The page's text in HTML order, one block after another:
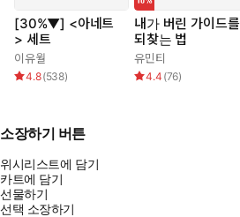
[30%▼] <아네트
> 세트
이유월
4.8(538)
내가 버린 가이드를
되찾는 법
유민티
4.4 (76)
소장하기 버튼
위시리스트에 담기
카트에 담기
선물하기
선택 소장하기